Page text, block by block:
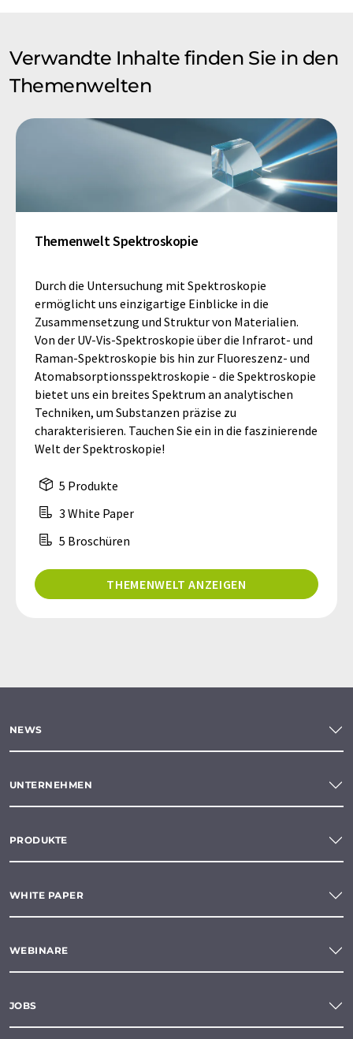
Verwandte Inhalte finden Sie in den
Themenwelten
Themenwelt Spektroskopie
Durch die Untersuchung mit Spektroskopie
ermöglicht uns einzigartige Einblicke in die
Zusammensetzung und Struktur von Materialien.
Von der UV-Vis-Spektroskopie über die Infrarot- und
Raman-Spektroskopie bis hin zur Fluoreszenz- und
Atomabsorptionsspektroskopie - die Spektroskopie
bietet uns ein breites Spektrum an analytischen
Techniken, um Substanzen präzise zu
charakterisieren. Tauchen Sie ein in die faszinierende
Welt der Spektroskopie!
5 Produkte
3 White Paper
5 Broschüren
THEMENWELT ANZEIGEN
NEWS
UNTERNEHMEN
PRODUKTE
WHITE PAPER
WEBINARE
JOBS